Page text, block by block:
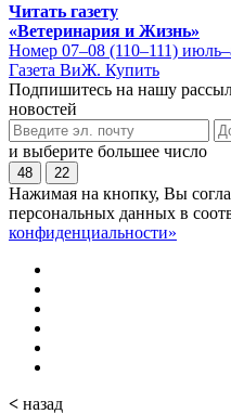
Читать газету
«Ветеринария и Жизнь»
Номер 07–08 (110–111)
Газета ВиЖ. Купить
Подпишитесь на нашу
новостей
и выберите большее число
48 22
Нажимая на кнопку, Вы
персональных данных в
конфиденциальности»
< назад